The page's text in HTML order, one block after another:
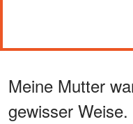
Meine Mutter
gewisser Weise.